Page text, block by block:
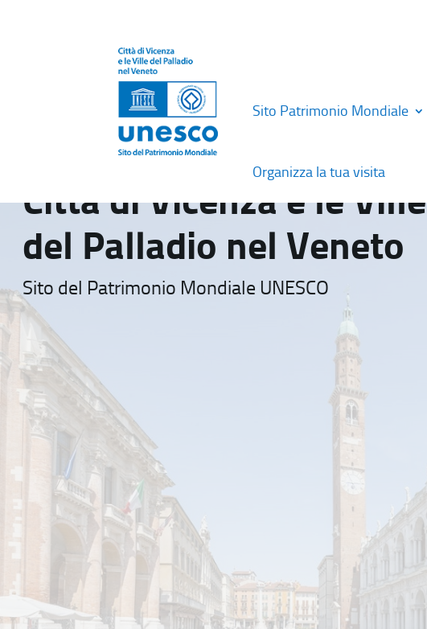
Sito Patrimonio Mondiale
Organizza la tua visita
Città di Vicenza e le Ville
del Palladio nel Veneto
Sito del Patrimonio Mondiale UNESCO